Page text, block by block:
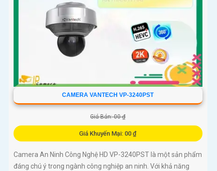
CAMERA VANTECH VP-3240PST
Giá Bán: 00 ₫
Giá Khuyến Mại: 00 ₫
Camera An Ninh Công Nghệ HD VP-3240PST là một sản phẩm
đáng chú ý trong ngành công nghiệp an ninh. Với khả năng